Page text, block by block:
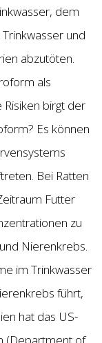
dem
und
abzutöten.
als
birgt der
Es können
Bei Ratten
Futter
zu
Nierenkrebs.
im Trinkwasser
führt,
hat das US-
(Department of